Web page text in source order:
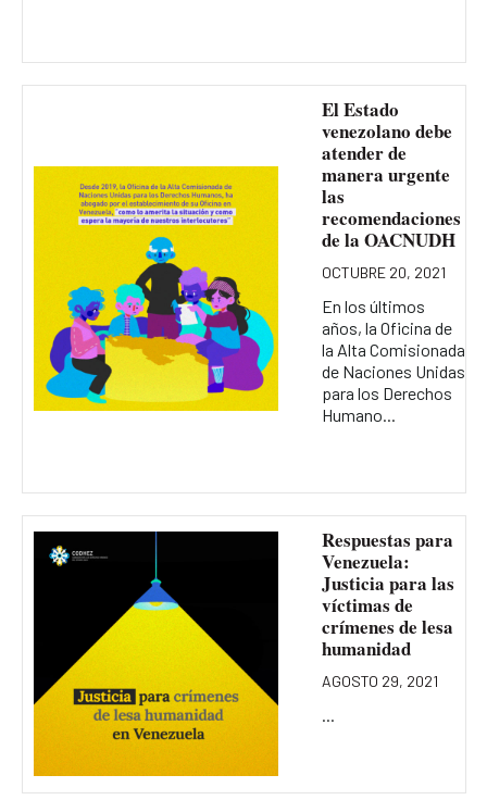
El Estado
venezolano debe
atender de
manera urgente
las
recomendaciones
de la OACNUDH
OCTUBRE 20, 2021
En los últimos
años, la Oficina de
la Alta Comisionada
de Naciones Unidas
para los Derechos
Humano...
Respuestas para
Venezuela:
Justicia para las
víctimas de
crímenes de lesa
humanidad
AGOSTO 29, 2021